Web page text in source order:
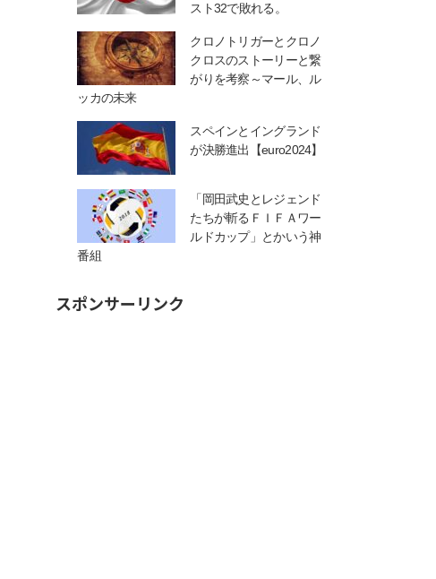
スト32で敗れる。
クロノトリガーとクロノ
クロスのストーリーと繋
がりを考察～マール、ル
ッカの未来
スペインとイングランド
が決勝進出【euro2024】
「岡田武史とレジェンド
たちが斬るＦＩＦＡワー
ルドカップ」とかいう神
番組
スポンサーリンク